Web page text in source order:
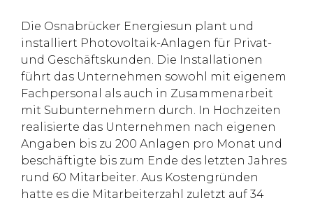
Die Osnabrücker Energiesun plant und
installiert Photovoltaik-Anlagen für Privat-
und Geschäftskunden. Die Installationen
führt das Unternehmen sowohl mit eigenem
Fachpersonal als auch in Zusammenarbeit
mit Subunternehmern durch. In Hochzeiten
realisierte das Unternehmen nach eigenen
Angaben bis zu 200 Anlagen pro Monat und
beschäftigte bis zum Ende des letzten Jahres
rund 60 Mitarbeiter. Aus Kostengründen
hatte es die Mitarbeiterzahl zuletzt auf 34